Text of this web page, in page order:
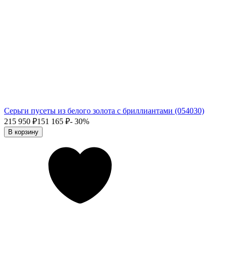
Серьги пусеты из белого золота с бриллиантами (054030)
215 950 ₽151 165 ₽- 30%
В корзину